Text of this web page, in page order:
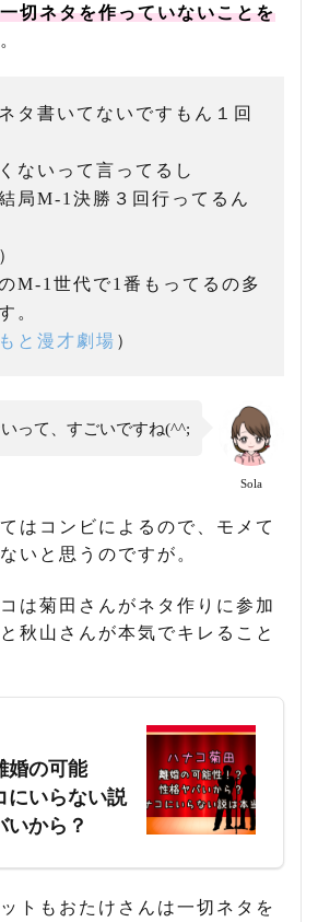
切ネタを作っていないことを
タ書いてないですもん１回
ないって言ってるし
局M-1決勝３回行ってるん
M-1世代で1番もってるの多
。
と漫才劇場 ）
Sola
って、すごいですね(^^;
はコンビによるので、モメて
いと思うのですが。
は菊田さんがネタ作りに参加
秋山さんが本気でキレること
婚の可能
にいらない説
いから？
トもおたけさんは一切ネタを